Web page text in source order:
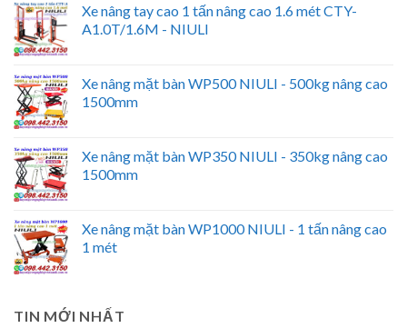
Xe nâng tay cao 1 tấn nâng cao 1.6 mét CTY-
A1.0T/1.6M - NIULI
Xe nâng mặt bàn WP500 NIULI - 500kg nâng cao
1500mm
Xe nâng mặt bàn WP350 NIULI - 350kg nâng cao
1500mm
Xe nâng mặt bàn WP1000 NIULI - 1 tấn nâng cao
1 mét
TIN MỚI NHẤT